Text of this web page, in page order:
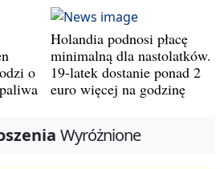
o
Holandia podnosi płacę
minimalną dla nastolatków.
19-latek dostanie ponad 2
euro więcej na godzinę
Wyróżnione